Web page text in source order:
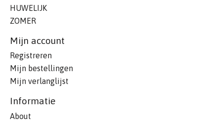
HUWELIJK
ZOMER
Mijn account
Registreren
Mijn bestellingen
Mijn verlanglijst
Informatie
About